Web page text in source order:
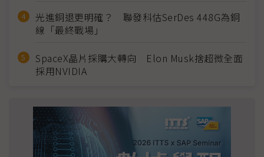
光進銅退更明確？ 聯發科估SerDes 448G為銅
線「最終戰場」
SpaceX晶片採購大轉向 Elon Musk捨超微全面
採用NVIDIA